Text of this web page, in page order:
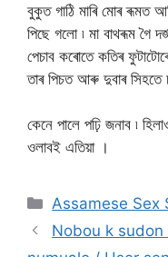
বুকুত গাঠি মাৰি মোৰ ৰূমত
পিছে গলো ৷ মা বাথৰূম গৈ
পেচাব কৰোতে কতিৰ
তাৰ পিচত আৰু দুবাৰ সিহতে
কেনে পালে পঢ়ি জনাব ৷
ওলাবই এতিয়া ।
Categories
Assamese Sex
Nobou k